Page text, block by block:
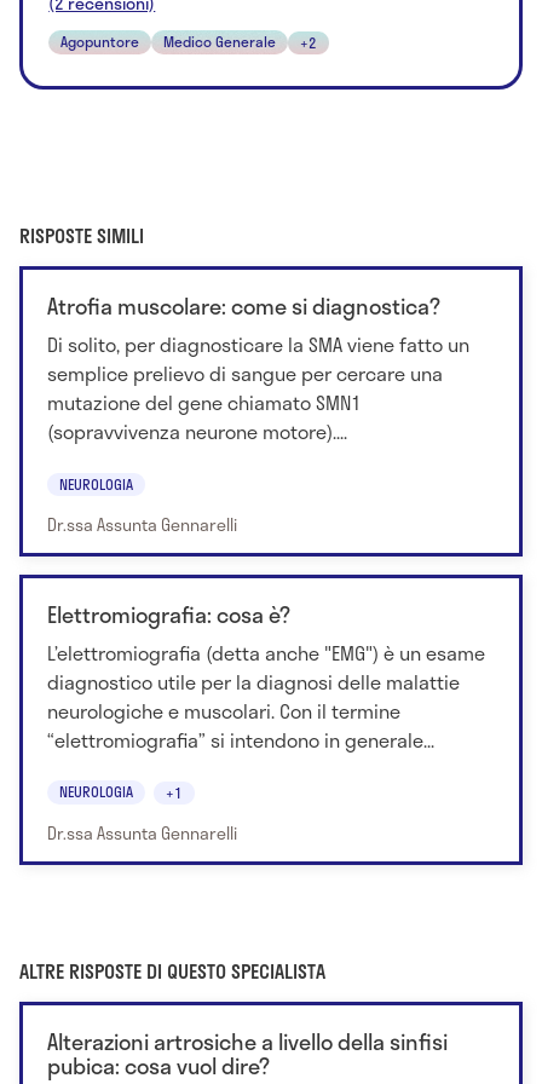
Agopuntore Medico Generale +2
RISPOSTE SIMILI
Atrofia muscolare: come si diagnostica?
Di solito, per diagnosticare la SMA viene fatto un
semplice prelievo di sangue per cercare una
mutazione del gene chiamato SMN1
(sopravvivenza neurone motore)....
NEUROLOGIA
Dr.ssa Assunta Gennarelli
Elettromiografia: cosa è?
L’elettromiografia (detta anche "EMG") è un esame
diagnostico utile per la diagnosi delle malattie
neurologiche e muscolari. Con il termine
“elettromiografia” si intendono in generale...
NEUROLOGIA +1
Dr.ssa Assunta Gennarelli
ALTRE RISPOSTE DI QUESTO SPECIALISTA
Alterazioni artrosiche a livello della sinfisi
pubica: cosa vuol dire?